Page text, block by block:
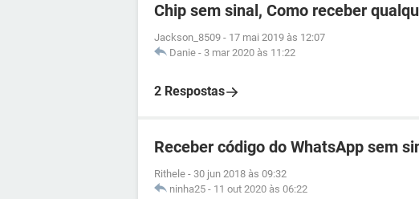
Chip sem sinal, Como receber
Jackson_8509 - 17 mai 2019 às 12:07
Danie - 3 mar 2020 às 11:22
2 Respostas
Receber código do WhatsApp sem
Rithele - 30 jun 2018 às 09:32
ninha25 - 11 out 2020 às 06:22